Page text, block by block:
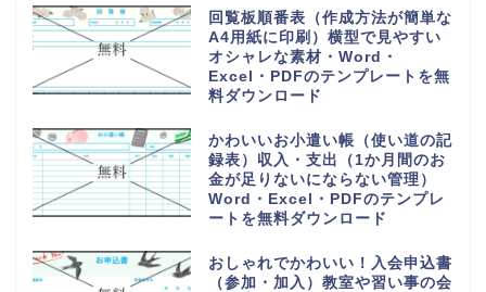
回覧板順番表（作成方法が簡単な
A4用紙に印刷）横型で見やすい
オシャレな素材・Word・
Excel・PDFのテンプレートを無
料ダウンロード
かわいいお小遣い帳（使い道の記
録表）収入・支出（1か月間のお
金が足りないにならない管理）
Word・Excel・PDFのテンプレ
ートを無料ダウンロード
おしゃれでかわいい！入会申込書
（参加・加入）教室や習い事の会